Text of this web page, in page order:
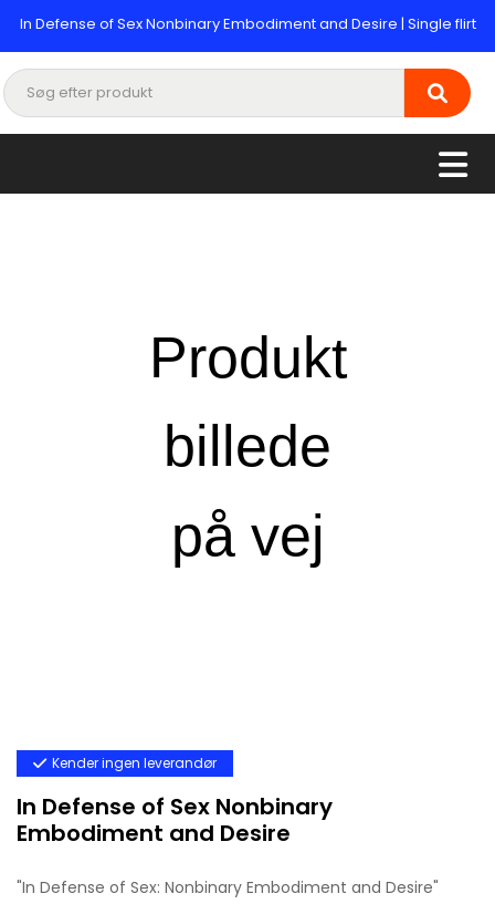
In Defense of Sex Nonbinary Embodiment and Desire | Single flirt
Kender ingen leverandør
In Defense of Sex Nonbinary
Embodiment and Desire
"In Defense of Sex: Nonbinary Embodiment and Desire"